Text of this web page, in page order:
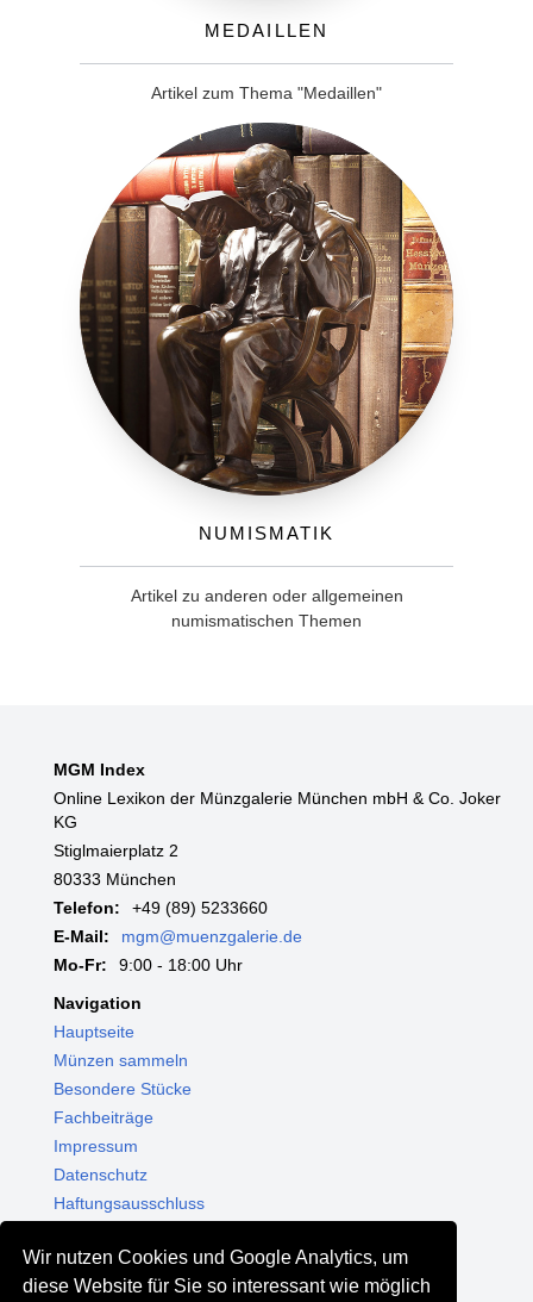
Wir nutzen Cookies und Google Analytics, um
diese Website für Sie so interessant wie möglich
Medaillen
Artikel zum Thema "Medaillen"
Numismatik
Artikel zu anderen oder allgemeinen
numismatischen Themen
MGM Index
Online Lexikon der Münzgalerie München mbH & Co. Joker
KG
Stiglmaierplatz 2
80333 München
Telefon:
+49 (89) 5233660
E-Mail:
mgm@muenzgalerie.de
Mo-Fr:
9:00 - 18:00 Uhr
Navigation
Hauptseite
Münzen sammeln
Besondere Stücke
Fachbeiträge
Impressum
Datenschutz
Haftungsausschluss
Shop - Online kaufen
Münzgalerie München